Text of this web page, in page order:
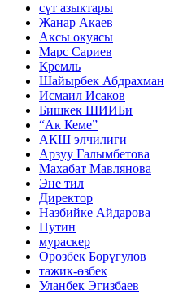
сүт азыктары
Жанар Акаев
Аксы окуясы
Марс Сариев
Кремль
Шайырбек Абдрахман
Исмаил Исаков
Бишкек ШИИБи
“Ак Кеме”
АКШ элчилиги
Арзуу Галымбетова
Махабат Мавлянова
Эне тил
Директор
Назбийке Айдарова
Путин
мураскер
Орозбек Бөрүгулов
тажик-өзбек
Уланбек Эгизбаев